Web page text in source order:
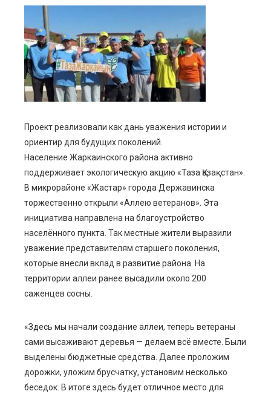
Проект реализовали как дань уважения истории и
ориентир для будущих поколений.
Население Жаркаинского района активно
поддерживает экологическую акцию «Таза Қазақстан».
В микрорайоне «Жастар» города Державинска
торжественно открыли «Аллею ветеранов». Эта
инициатива направлена на благоустройство
населённого пункта. Так местные жители выразили
уважение представителям старшего поколения,
которые внесли вклад в развитие района. На
территории аллеи ранее высадили около 200
саженцев сосны.
«Здесь мы начали создание аллеи, теперь ветераны
сами высаживают деревья — делаем всё вместе. Были
выделены бюджетные средства. Далее проложим
дорожки, уложим брусчатку, установим несколько
беседок. В итоге здесь будет отличное место для